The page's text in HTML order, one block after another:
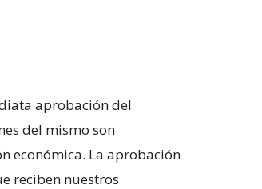
aprobación del
del mismo son
económica. La aprobación
reciben nuestros